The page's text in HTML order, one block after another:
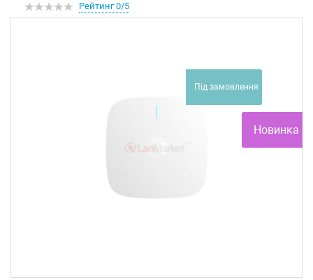
Рейтинг 0/5
Під замовлення
Новинка